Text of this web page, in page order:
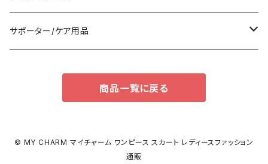
パンツドレス
バックパック
その他
半袖/5分
ペチコート/ペチパンツ
ワンピース
ブーツ
その他
セット販売
タイツ
サポーター/ケア用品
商品一覧に戻る
© MY CHARM マイチャーム ワンピース スカート レディースファッション
通販